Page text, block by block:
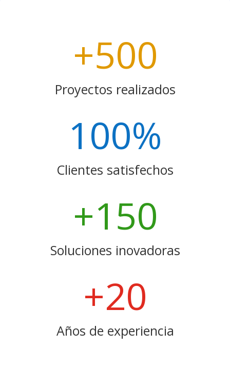
+500
Proyectos realizados
100%
Clientes satisfechos
+150
Soluciones inovadoras
+20
Años de experiencia